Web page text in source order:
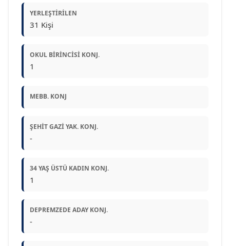
YERLEŞTIRILEN
31 Kişi
OKUL BIRINCISI KONJ.
1
MEBB. KONJ
ŞEHIT GAZI YAK. KONJ.
-
34 YAŞ ÜSTÜ KADIN KONJ.
1
DEPREMZEDE ADAY KONJ.
-